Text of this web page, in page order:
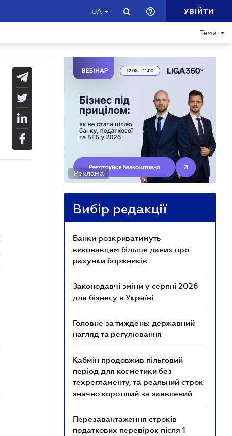
UA УВІЙТИ
Теми
Реклама
Вибір редакції
Банки розкриватимуть
виконавцям більше даних про
рахунки боржників
Законодавчі зміни у серпні 2026
для бізнесу в Україні
Головне за тиждень: державний
нагляд та регулювання
Кабмін продовжив пільговий
період для косметики без
техрегламенту, та реальний строк
значно коротший за заявлений
Перезавантаження строків
податкових перевірок після 1